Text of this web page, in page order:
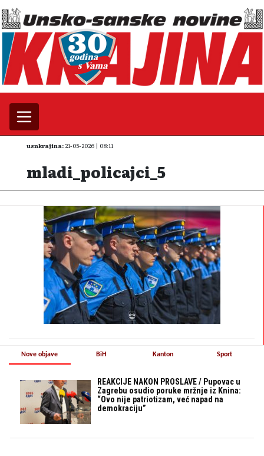
usnkrajina: 21-05-2026 | 08:11
mladi_policajci_5
Nove objave
REAKCIJE NAKON PROSLAVE / Pupovac u
Zagrebu osudio poruke mržnje iz Knina:
“Ovo nije patriotizam, već napad na
demokraciju”
BiH Kanton Sport